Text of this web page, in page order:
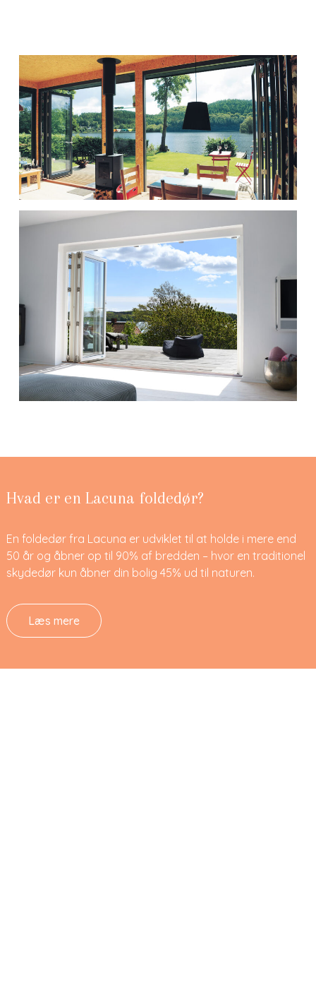
Hvad er en Lacuna foldedør?
En foldedør fra Lacuna er udviklet til at holde i mere end
50 år og åbner op til 90% af bredden – hvor en traditionel
skydedør kun åbner din bolig 45% ud til naturen.
Læs mere